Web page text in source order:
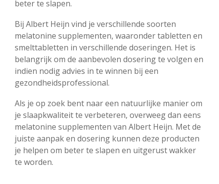
beter te slapen.
Bij Albert Heijn vind je verschillende soorten
melatonine supplementen, waaronder tabletten en
smelttabletten in verschillende doseringen. Het is
belangrijk om de aanbevolen dosering te volgen en
indien nodig advies in te winnen bij een
gezondheidsprofessional.
Als je op zoek bent naar een natuurlijke manier om
je slaapkwaliteit te verbeteren, overweeg dan eens
melatonine supplementen van Albert Heijn. Met de
juiste aanpak en dosering kunnen deze producten
je helpen om beter te slapen en uitgerust wakker
te worden.